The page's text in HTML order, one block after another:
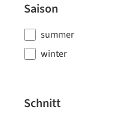
Saison
summer
winter
Schnitt